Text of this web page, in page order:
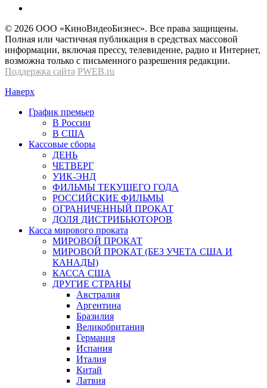
© 2026 OOО «КиноВидеоБизнес». Все права защищены.
Полная или частичная публикация в средствах массовой
информации, включая прессу, телевидение, радио и Интернет,
возможна только с письменного разрешения редакции.
Поддержка сайта PWEB.ru
Наверх
График премьер
В России
В США
Кассовые сборы
ДЕНЬ
ЧЕТВЕРГ
УИК-ЭНД
ФИЛЬМЫ ТЕКУЩЕГО ГОДА
РОССИЙСКИЕ ФИЛЬМЫ
ОГРАНИЧЕННЫЙ ПРОКАТ
ДОЛЯ ДИСТРИБЬЮТОРОВ
Касса мирового проката
МИРОВОЙ ПРОКАТ
МИРОВОЙ ПРОКАТ (БЕЗ УЧЕТА США И
КАНАДЫ)
КАССА США
ДРУГИЕ СТРАНЫ
Австралия
Аргентина
Бразилия
Великобритания
Германия
Испания
Италия
Китай
Латвия